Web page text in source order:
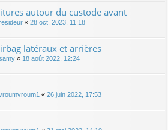
autour du custode avant
« 28 oct. 2023, 11:18
latéraux et arrières
« 18 août 2022, 12:24
« 26 juin 2022, 17:53